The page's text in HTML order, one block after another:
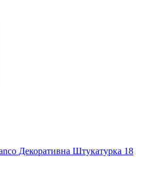
Декоративна Штукатурка 18